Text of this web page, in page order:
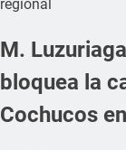
regional
M.
bloquea la
Cochucos